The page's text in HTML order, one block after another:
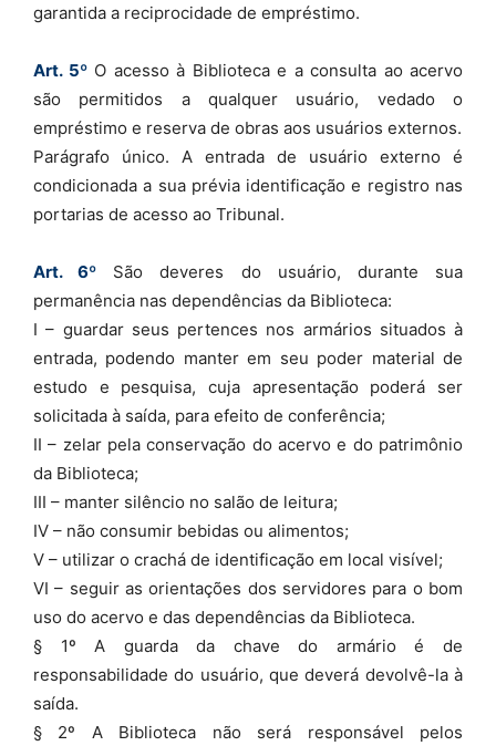
garantida a reciprocidade de empréstimo.
Art. 5ºO acesso à Biblioteca e a consulta ao acervo
são permitidos a qualquer usuário, vedado o
empréstimo e reserva de obras aos usuários externos.
Parágrafo único. A entrada de usuário externo é
condicionada a sua prévia identificação e registro nas
portarias de acesso ao Tribunal.
Art. 6º São deveres do usuário, durante sua
permanência nas dependências da Biblioteca:
I – guardar seus pertences nos armários situados à
entrada, podendo manter em seu poder material de
estudo e pesquisa, cuja apresentação poderá ser
solicitada à saída, para efeito de conferência;
II – zelar pela conservação do acervo e do patrimônio
da Biblioteca;
III – manter silêncio no salão de leitura;
IV – não consumir bebidas ou alimentos;
V – utilizar o crachá de identificação em local visível;
VI – seguir as orientações dos servidores para o bom
uso do acervo e das dependências da Biblioteca.
§ 1º A guarda da chave do armário é de
responsabilidade do usuário, que deverá devolvê-la à
saída.
§ 2º A Biblioteca não será responsável pelos